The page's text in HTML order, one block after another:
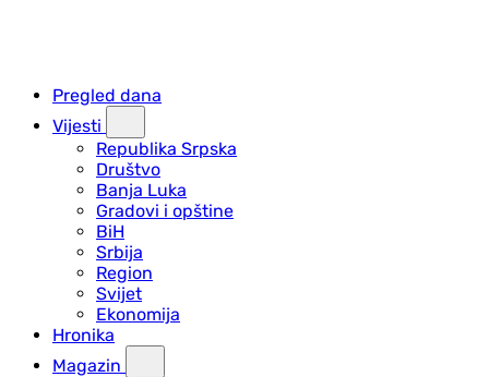
Pregled dana
Vijesti
Republika Srpska
Društvo
Banja Luka
Gradovi i opštine
BiH
Srbija
Region
Svijet
Ekonomija
Hronika
Magazin